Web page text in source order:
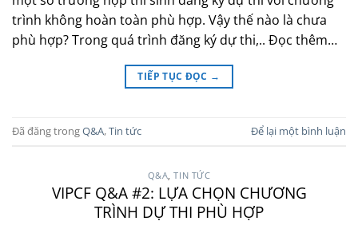
trình không hoàn toàn phù hợp. Vậy thế nào là chưa
phù hợp? Trong quá trình đăng ký dự thi,.. Đọc thêm…
TIẾP TỤC ĐỌC →
Đã đăng trongQ&A,Tin tức Để lại một bình luận
Q&A ,TIN TỨC
VIPCF Q&A #2: LỰA CHỌN CHƯƠNG
TRÌNH DỰ THI PHÙ HỢP